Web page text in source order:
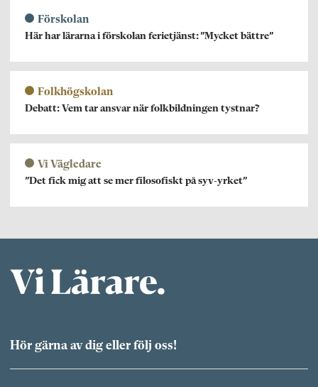
Förskolan
Här har lärarna i förskolan ferietjänst: ”Mycket bättre”
Folkhögskolan
Debatt: Vem tar ansvar när folkbildningen tystnar?
Vi Vägledare
”Det fick mig att se mer filosofiskt på syv-yrket”
Hör gärna av dig eller följ oss!